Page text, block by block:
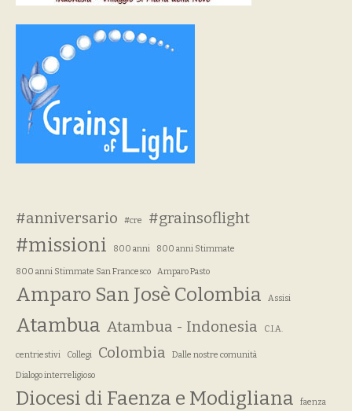
#anniversario #cre #grainsoflight
#missioni 800 anni 800 anni Stimmate
800 anni Stimmate San Francesco Amparo Pasto
Amparo San Josè Colombia Assisi
Atambua Atambua - Indonesia C.I.A.
centriestivi Collegi Colombia
Dalle nostre comunità
Dialogo interreligioso
Diocesi di Faenza e Modigliana faenza